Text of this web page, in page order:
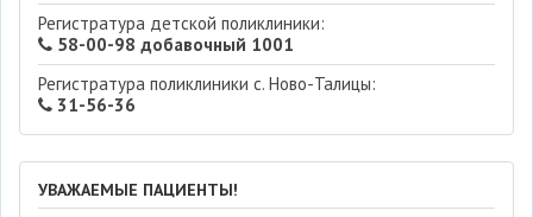
Регистратура детской поликлиники:
58-00-98 добавочный 1001
Регистратура поликлиники с. Ново-Талицы:
31-56-36
УВАЖАЕМЫЕ ПАЦИЕНТЫ!